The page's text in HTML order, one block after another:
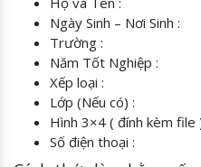
Ngày Sinh – Nơi Sinh :
Trường :
Năm Tốt Nghiệp :
Xếp loại :
Lớp (Nếu có) :
Hình 3×4 ( đính kèm file
Số điện thoại :